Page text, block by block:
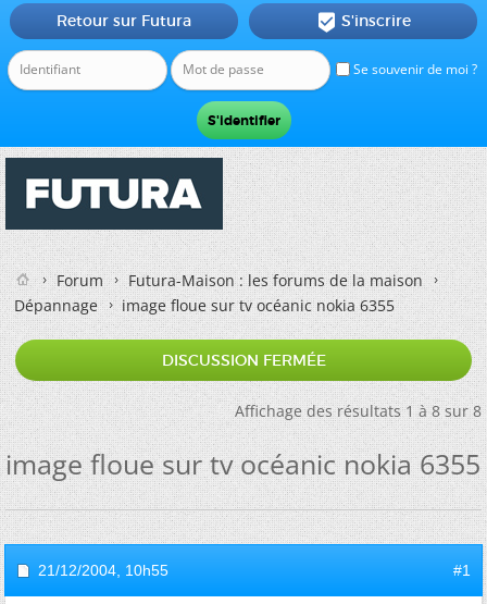
Se souvenir de moi ?
Retour sur Futura  S'inscrire
Forum
Futura-Maison : les forums de la maison
Dépannage
image floue sur tv océanic nokia 6355
DISCUSSION FERMÉE
Affichage des résultats 1 à 8 sur 8
image floue sur tv océanic nokia 6355
21/12/2004, 10h55 #1